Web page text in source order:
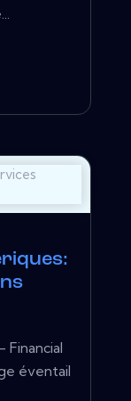
éventail